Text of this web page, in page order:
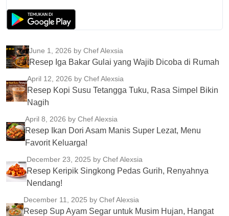
June 1, 2026 by Chef Alexsia
Resep Iga Bakar Gulai yang Wajib Dicoba di Rumah
April 12, 2026 by Chef Alexsia
Resep Kopi Susu Tetangga Tuku, Rasa Simpel Bikin
Nagih
April 8, 2026 by Chef Alexsia
Resep Ikan Dori Asam Manis Super Lezat, Menu
Favorit Keluarga!
December 23, 2025 by Chef Alexsia
Resep Keripik Singkong Pedas Gurih, Renyahnya
Nendang!
December 11, 2025 by Chef Alexsia
Resep Sup Ayam Segar untuk Musim Hujan, Hangat